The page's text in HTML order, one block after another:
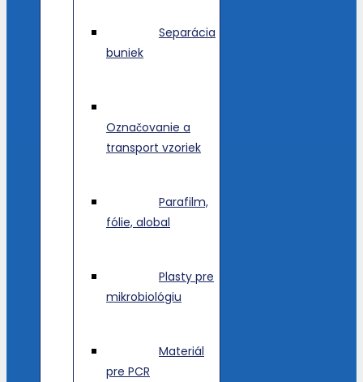
Separácia
buniek
Označovanie a
transport vzoriek
Parafilm,
fólie, alobal
Plasty pre
mikrobiológiu
Materiál
pre PCR